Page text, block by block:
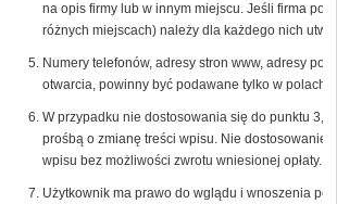
na opis firmy lub w innym miejscu. Jeśli firma
różnych miejscach) należy dla każdego nich
Numery telefonów, adresy stron www, adresy
otwarcia, powinny być podawane tylko w polach
W przypadku nie dostosowania się do punktu 3,
prośbą o zmianę treści wpisu. Nie dostosowanie
wpisu bez możliwości zwrotu wniesionej opłaty.
Użytkownik ma prawo do wglądu i wnoszenia